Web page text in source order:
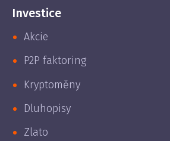
Investice
Akcie
P2P faktoring
Kryptoměny
Dluhopisy
Zlato